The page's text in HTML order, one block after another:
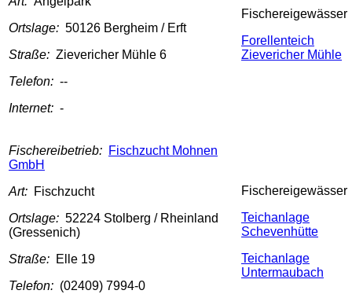
Ortslage: 50126 Bergheim / Erft
Straße: Zievericher Mühle 6
Telefon: --
Internet: -
Fischereigewässer
Forellenteich
Zievericher Mühle
Fischereibetrieb: Fischzucht Mohnen
GmbH
Art: Fischzucht
Ortslage: 52224 Stolberg / Rheinland
(Gressenich)
Straße: Elle 19
Telefon: (02409) 7994-0
Fischereigewässer
Teichanlage
Schevenhütte
Teichanlage
Untermaubach